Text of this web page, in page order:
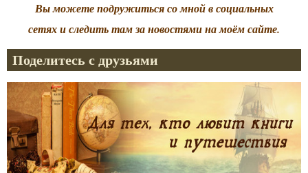
Вы можете подружиться со мной в социальных
сетях и следить там за новостями на моём сайте.
Поделитесь с друзьями